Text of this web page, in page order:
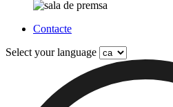
Contacte
Select your language